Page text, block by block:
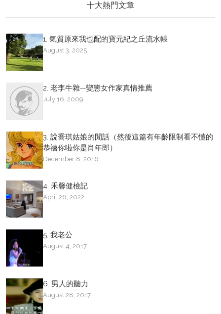
十大熱門文章
1. 氣質原來我也配的寶元紀之丘流水帳
August 3, 2025
2. 老李牛雜--變態女作家真情推薦
July 16, 2009
3. 說喬琪姑娘的閒話（然後這篇有年齡限制看不懂的
恭禧你啦你是肖年郎）
December 8, 2016
4. 禾馨健檢記
April 26, 2022
5. 我老公
August 4, 2017
6. 男人的聽力
August 28, 2017